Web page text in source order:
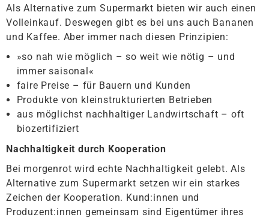
Als Alternative zum Supermarkt bieten wir auch einen
Volleinkauf. Deswegen gibt es bei uns auch Bananen
und Kaffee. Aber immer nach diesen Prinzipien:
»so nah wie möglich – so weit wie nötig – und
immer saisonal«
faire Preise – für Bauern und Kunden
Produkte von kleinstrukturierten Betrieben
aus möglichst nachhaltiger Landwirtschaft – oft
biozertifiziert
Nachhaltigkeit durch Kooperation
Bei morgenrot wird echte Nachhaltigkeit gelebt. Als
Alternative zum Supermarkt setzen wir ein starkes
Zeichen der Kooperation. Kund:innen und
Produzent:innen gemeinsam sind Eigentümer ihres